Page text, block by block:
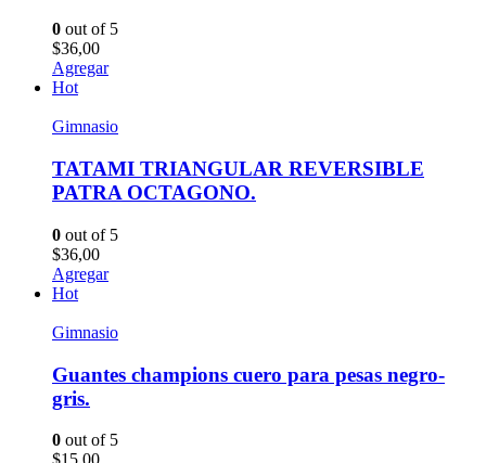
0 out of 5
$36,00
Agregar
Hot
Gimnasio
TATAMI TRIANGULAR REVERSIBLE
PATRA OCTAGONO.
0 out of 5
$36,00
Agregar
Hot
Gimnasio
Guantes champions cuero para pesas negro-
gris.
0 out of 5